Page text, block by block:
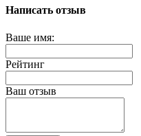
Написать отзыв
Ваше имя:
Рейтинг
Ваш отзыв